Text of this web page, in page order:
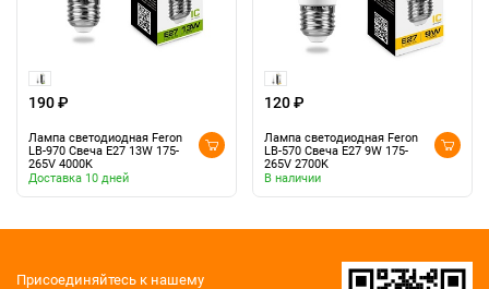
190 ₽
Лампа светодиодная Feron
LB-970 Свеча E27 13W 175-
265V 4000K
Доставка 10 дней
120 ₽
Лампа светодиодная Feron
LB-570 Свеча E27 9W 175-
265V 2700K
В наличии
Присоединяйтесь к нашему